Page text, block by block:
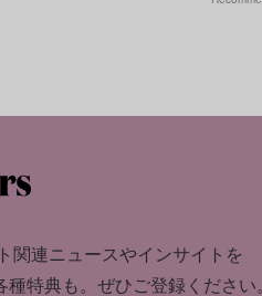
関連ニュースやインサイトを
特典も。 ぜひご登録ください。